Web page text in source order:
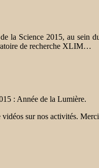
la Science 2015, au sein
de recherche XLIM…
: Année de la Lumière.
vidéos sur nos activités.